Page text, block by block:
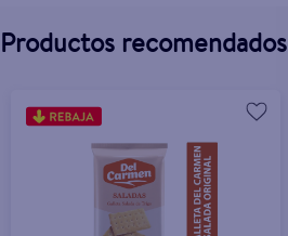
Productos recomendados